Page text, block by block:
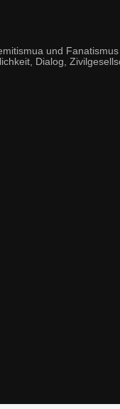
und
Dialog,